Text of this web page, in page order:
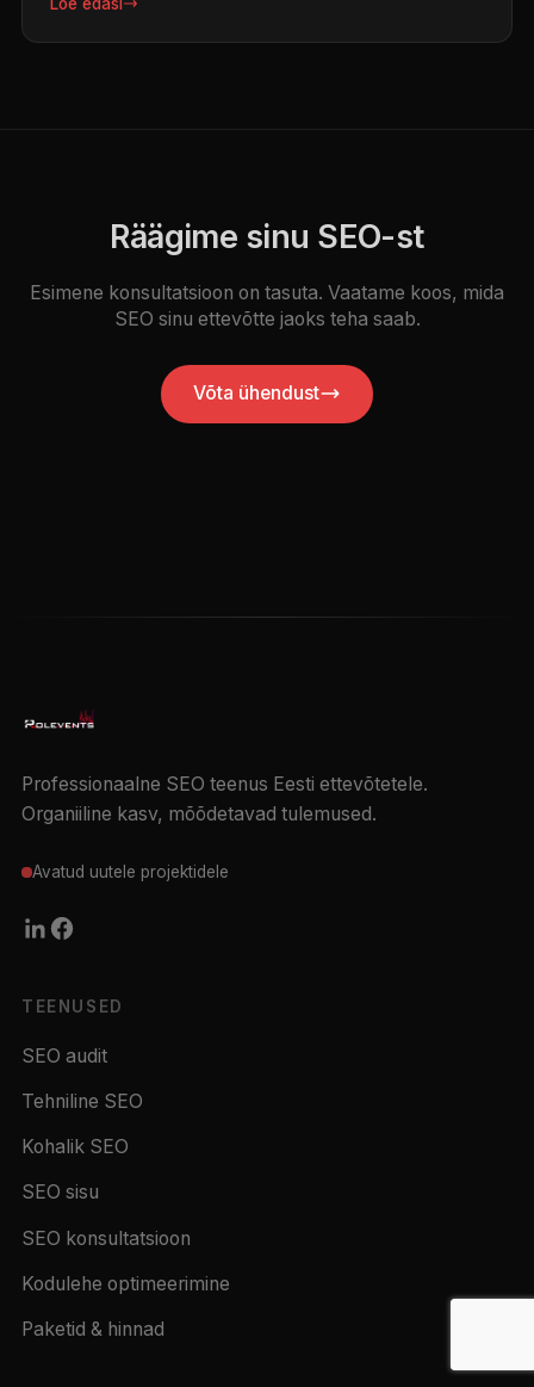
Räägime sinu SEO-st
Esimene konsultatsioon on tasuta. Vaatame koos, mida
SEO sinu ettevõtte jaoks teha saab.
Võta ühendust
Professionaalne SEO teenus Eesti ettevõtetele.
Organiiline kasv, mõõdetavad tulemused.
Avatud uutele projektidele
TEENUSED
SEO audit
Tehniline SEO
Kohalik SEO
SEO sisu
SEO konsultatsioon
Kodulehe optimeerimine
Paketid & hinnad